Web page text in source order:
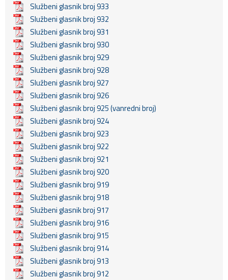
Službeni glasnik broj 933
Službeni glasnik broj 932
Službeni glasnik broj 931
Službeni glasnik broj 930
Službeni glasnik broj 929
Službeni glasnik broj 928
Službeni glasnik broj 927
Službeni glasnik broj 926
Službeni glasnik broj 925 (vanredni broj)
Službeni glasnik broj 924
Službeni glasnik broj 923
Službeni glasnik broj 922
Službeni glasnik broj 921
Službeni glasnik broj 920
Službeni glasnik broj 919
Službeni glasnik broj 918
Službeni glasnik broj 917
Službeni glasnik broj 916
Službeni glasnik broj 915
Službeni glasnik broj 914
Službeni glasnik broj 913
Službeni glasnik broj 912